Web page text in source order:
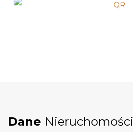
Dane Nieruchomości